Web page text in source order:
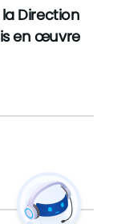
la Direction
en œuvre